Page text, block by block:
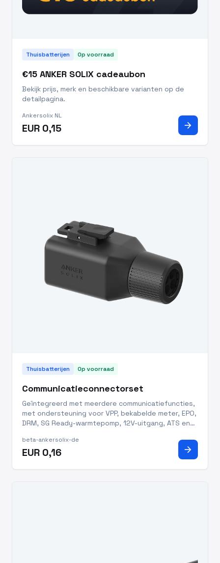
Thuisbatterijen Op voorraad
€15 ANKER SOLIX cadeaubon
Bekijk prijs, merk en beschikbare varianten op de
detailpagina.
Ankersolix NL
EUR 0,15 arrow_forward
Thuisbatterijen Op voorraad
Communicatieconnectorset
Geïntegreerd met meerdere communicatiefuncties,
met ondersteuning voor VPP, bekabelde meter, EPO,
DRM, SG Ready-warmtepomp, 12V-uitgang, ATS en
voor stof- en waterbestendigheid.
beta-ankersolix-de
EUR 0,16 arrow_forward